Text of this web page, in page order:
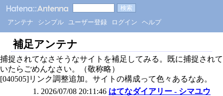
アンテナ シンプル ユーザー登録 ログイン ヘルプ
補足アンテナ
捕捉されてなさそうなサイトを補足してみる。既に捕捉されて
いたらごめんなさい。（敬称略）
[040505]リンク調整追加。サイトの構成って色々あるなあ。
2026/07/08 20:11:46 はてなダイアリー - シマユウ